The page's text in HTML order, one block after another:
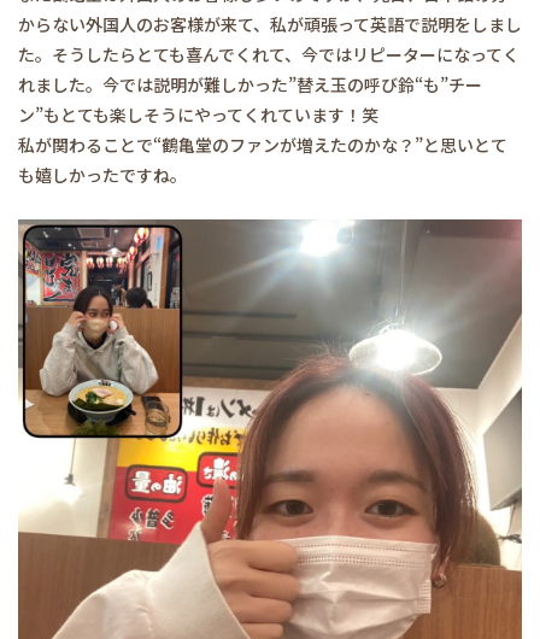
からない外国人のお客様が来て、私が頑張って英語で説明をしまし
た。そうしたらとても喜んでくれて、今ではリピーターになってく
れました。今では説明が難しかった”替え玉の呼び鈴“も”チー
ン”もとても楽しそうにやってくれています！笑
私が関わることで“鶴亀堂のファンが増えたのかな？”と思いとて
も嬉しかったですね。